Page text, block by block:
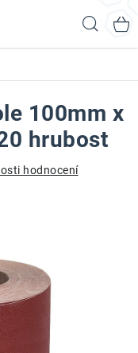
100mm x
hrubost
hodnocení